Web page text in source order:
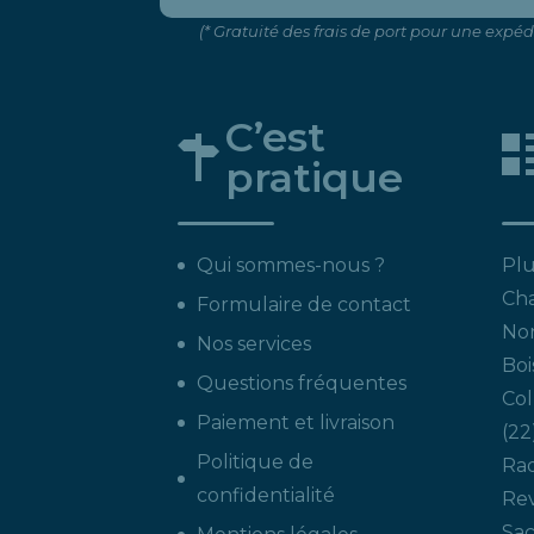
(* Gratuité des frais de port pour une
C’est
pratique
Qui sommes-nous ?
Formulaire de contact
Nos services
Questions fréquentes
Paiement et livraison
Politique de
confidentialité
22